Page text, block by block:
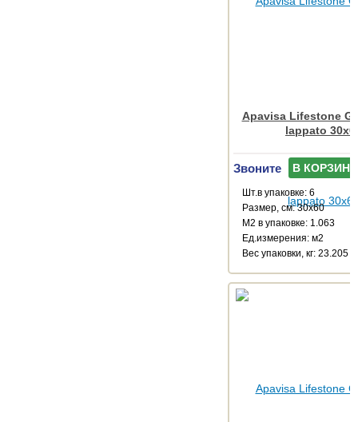
Apavisa Lifestone
lappato
Звоните В КОРЗИНУ
Шт.в упаковке: 6
Размер, см: 30x60
М2 в упаковке: 1.063
Ед.измерения: м2
Веc упаковки, кг: 23.205